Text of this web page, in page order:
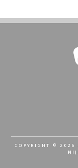
COPYRIGHT © 2026